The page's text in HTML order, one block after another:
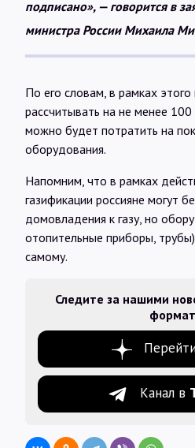
подписано», — говорится в
министра России Михаила
По его словам, в рамках
рассчитывать на не менее
можно будет потратить на
оборудования.
Напомним, что в рамках
газификации россияне могут
домовладения к газу, но
отопительные приборы,
самому.
Следите за нашими
Канал в